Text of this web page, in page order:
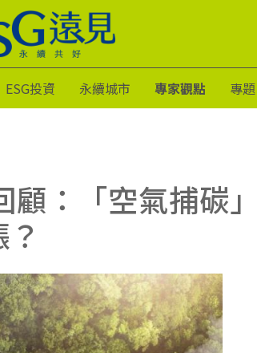
ESG投資 永續城市 專家觀點 專題
顧：「空氣捕碳